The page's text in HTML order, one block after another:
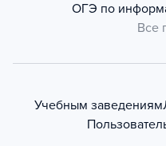
ОГЭ по
Все
Учебным заведениям